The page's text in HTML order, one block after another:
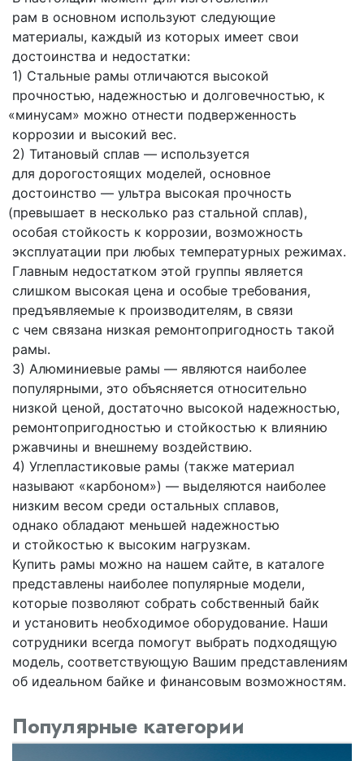
рам в основном используют следующие
материалы, каждый из которых имеет свои
достоинства и недостатки:
1) Стальные рамы отличаются высокой
прочностью, надежностью и долговечностью, к
«минусам» можно отнести подверженность
коррозии и высокий вес.
2) Титановый сплав — используется
для дорогостоящих моделей, основное
достоинство — ультра высокая прочность
(превышает в несколько раз стальной сплав),
особая стойкость к коррозии, возможность
эксплуатации при любых температурных режимах.
Главным недостатком этой группы является
слишком высокая цена и особые требования,
предъявляемые к производителям, в связи
с чем связана низкая ремонтопригодность такой
рамы.
3) Алюминиевые рамы — являются наиболее
популярными, это объясняется относительно
низкой ценой, достаточно высокой надежностью,
ремонтопригодностью и стойкостью к влиянию
ржавчины и внешнему воздействию.
4) Углепластиковые рамы (также материал
называют «карбоном») — выделяются наиболее
низким весом среди остальных сплавов,
однако обладают меньшей надежностью
и стойкостью к высоким нагрузкам.
Купить рамы можно на нашем сайте, в каталоге
представлены наиболее популярные модели,
которые позволяют собрать собственный байк
и установить необходимое оборудование. Наши
сотрудники всегда помогут выбрать подходящую
модель, соответствующую Вашим представлениям
об идеальном байке и финансовым возможностям.
Популярные категории